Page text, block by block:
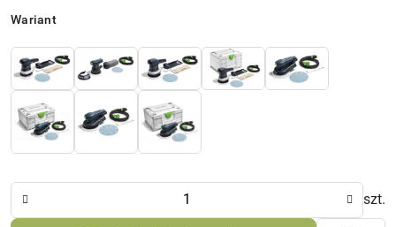
Wariant
Wariant
szt.